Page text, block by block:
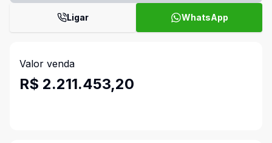
Ligar WhatsApp
Valor venda
R$ 2.211.453,20